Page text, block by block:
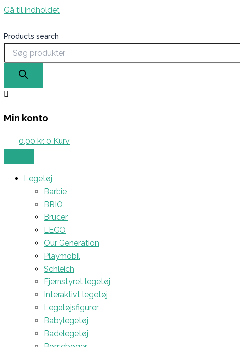
Gå til indholdet
Products search
Min konto
0,00 kr. 0 Kurv
Legetøj
Barbie
BRIO
Bruder
LEGO
Our Generation
Playmobil
Schleich
Fjernstyret legetøj
Interaktivt legetøj
Legetøjsfigurer
Babylegetøj
Badelegetøj